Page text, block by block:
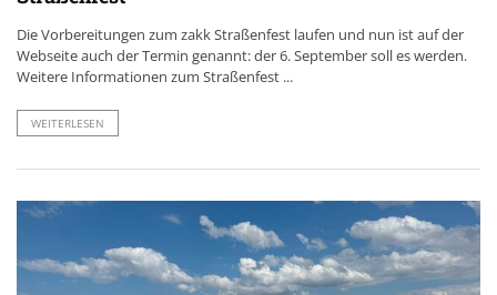
Die Vorbereitungen zum zakk Straßenfest laufen und nun ist auf der
Webseite auch der Termin genannt: der 6. September soll es werden.
Weitere Informationen zum Straßenfest ...
WEITERLESEN